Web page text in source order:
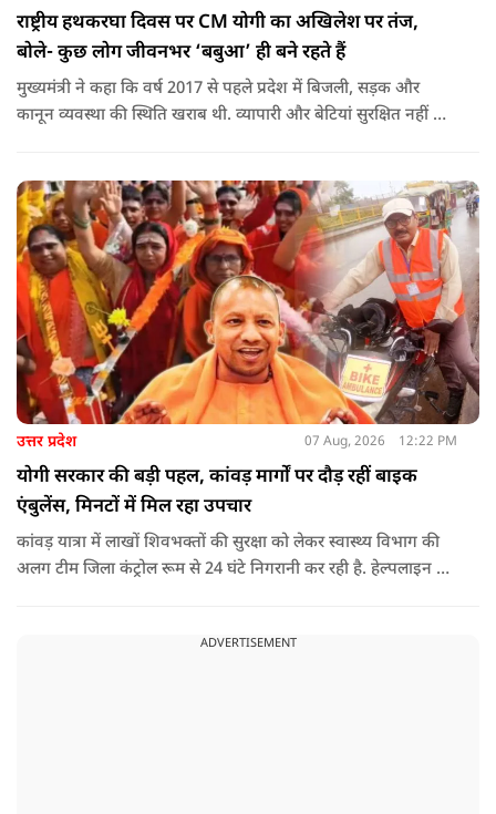
राष्ट्रीय हथकरघा दिवस पर CM योगी का अखिलेश पर तंज,
बोले- कुछ लोग जीवनभर ‘बबुआ’ ही बने रहते हैं
मुख्यमंत्री ने कहा कि वर्ष 2017 से पहले प्रदेश में बिजली, सड़क और
कानून व्यवस्था की स्थिति खराब थी. व्यापारी और बेटियां सुरक्षित नहीं थीं.
हस्तशिल्पियों को उठाना पड़ा.
उत्तर प्रदेश 07 Aug, 2026 12:22 PM
योगी सरकार की बड़ी पहल, कांवड़ मार्गों पर दौड़ रहीं बाइक
एंबुलेंस, मिनटों में मिल रहा उपचार
कांवड़ यात्रा में लाखों शिवभक्तों की सुरक्षा को लेकर स्वास्थ्य विभाग की
अलग टीम जिला कंट्रोल रूम से 24 घंटे निगरानी कर रही है. हेल्पलाइन पर
ADVERTISEMENT